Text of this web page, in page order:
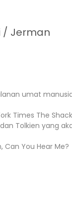
/ Jerman
umat
Times The Shack
Tolkien yang
Can You Hear Me?